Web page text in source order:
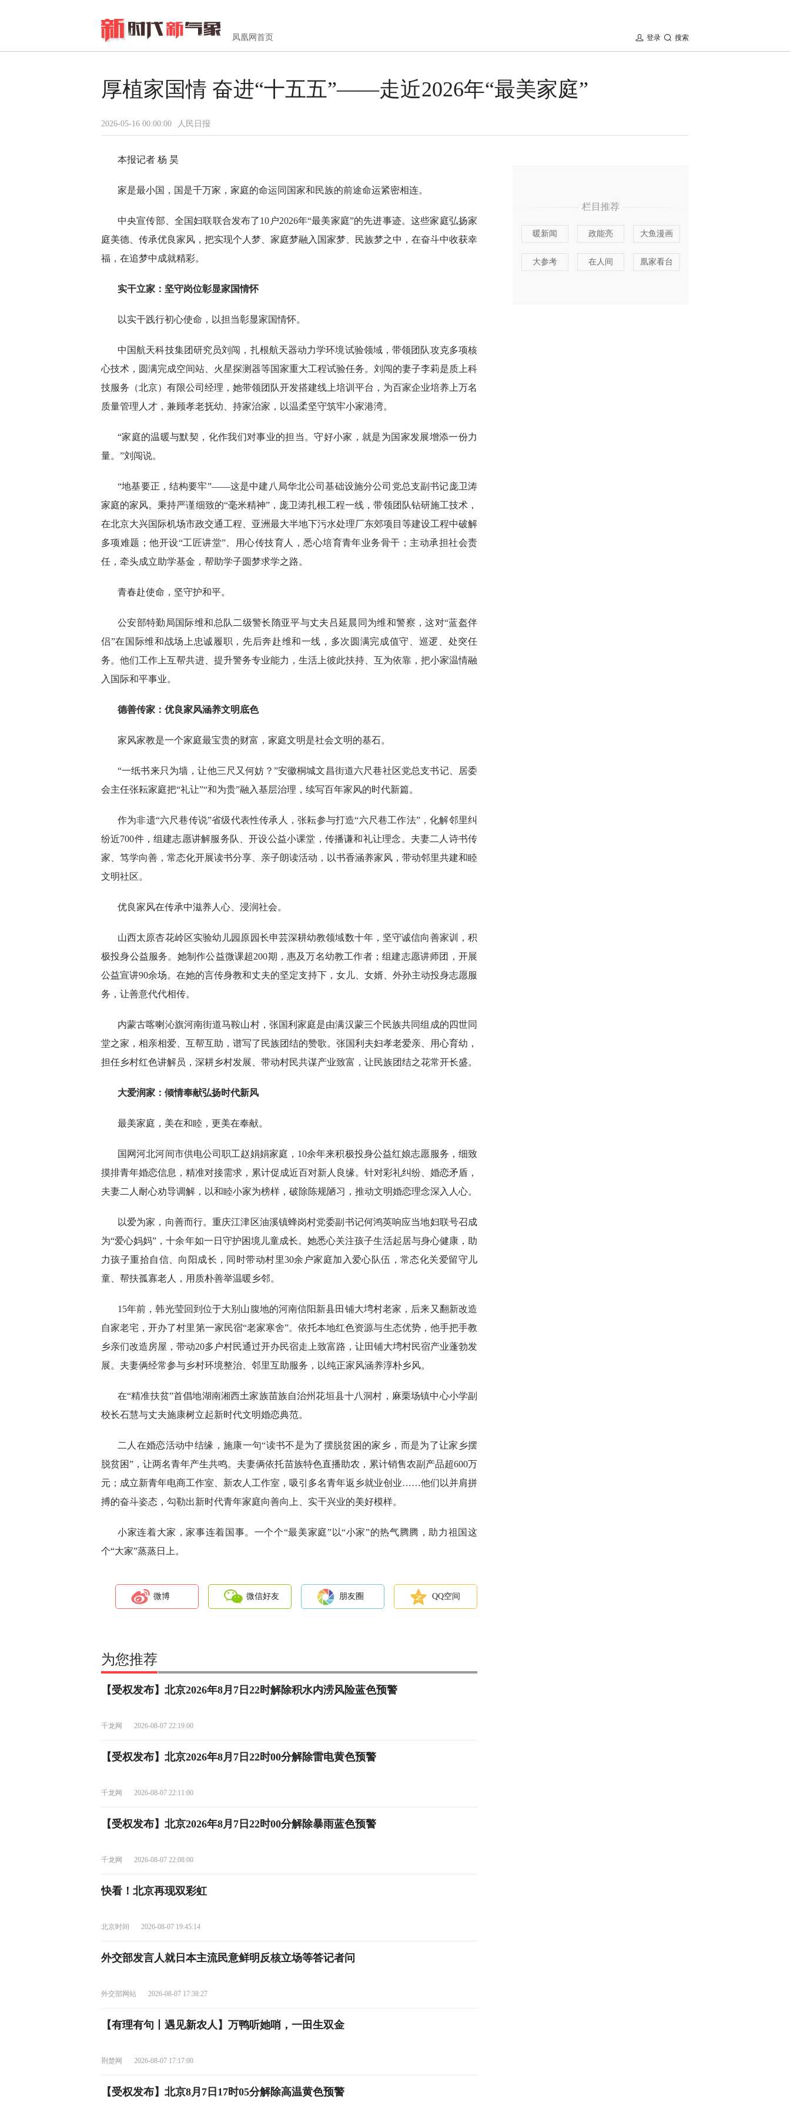
凤凰网首页 搜索
登录
厚植家国情 奋进“十五五”——走近2026年“最美家庭”
2026-05-16 00:00:00 人民日报
本报记者 杨 昊
家是最小国，国是千万家，家庭的命运同国家和民族的前途命运紧密相连。
中央宣传部、全国妇联联合发布了10户2026年“最美家庭”的先进事迹。这些家庭弘扬家
庭美德、传承优良家风，把实现个人梦、家庭梦融入国家梦、民族梦之中，在奋斗中收获幸
福，在追梦中成就精彩。
实干立家：坚守岗位彰显家国情怀
以实干践行初心使命，以担当彰显家国情怀。
中国航天科技集团研究员刘闯，扎根航天器动力学环境试验领域，带领团队攻克多项核
心技术，圆满完成空间站、火星探测器等国家重大工程试验任务。刘闯的妻子李莉是质上科
技服务（北京）有限公司经理，她带领团队开发搭建线上培训平台，为百家企业培养上万名
质量管理人才，兼顾孝老抚幼、持家治家，以温柔坚守筑牢小家港湾。
“家庭的温暖与默契，化作我们对事业的担当。守好小家，就是为国家发展增添一份力
量。”刘闯说。
“地基要正，结构要牢”——这是中建八局华北公司基础设施分公司党总支副书记庞卫涛
家庭的家风。秉持严谨细致的“毫米精神”，庞卫涛扎根工程一线，带领团队钻研施工技术，
在北京大兴国际机场市政交通工程、亚洲最大半地下污水处理厂东郊项目等建设工程中破解
多项难题；他开设“工匠讲堂”、用心传技育人，悉心培育青年业务骨干；主动承担社会责
任，牵头成立助学基金，帮助学子圆梦求学之路。
青春赴使命，坚守护和平。
公安部特勤局国际维和总队二级警长隋亚平与丈夫吕延晨同为维和警察，这对“蓝盔伴
侣”在国际维和战场上忠诚履职，先后奔赴维和一线，多次圆满完成值守、巡逻、处突任
务。他们工作上互帮共进、提升警务专业能力，生活上彼此扶持、互为依靠，把小家温情融
入国际和平事业。
德善传家：优良家风涵养文明底色
家风家教是一个家庭最宝贵的财富，家庭文明是社会文明的基石。
“一纸书来只为墙，让他三尺又何妨？”安徽桐城文昌街道六尺巷社区党总支书记、居委
会主任张耘家庭把“礼让”“和为贵”融入基层治理，续写百年家风的时代新篇。
作为非遗“六尺巷传说”省级代表性传承人，张耘参与打造“六尺巷工作法”，化解邻里纠
纷近700件，组建志愿讲解服务队、开设公益小课堂，传播谦和礼让理念。夫妻二人诗书传
家、笃学向善，常态化开展读书分享、亲子朗读活动，以书香涵养家风，带动邻里共建和睦
文明社区。
优良家风在传承中滋养人心、浸润社会。
山西太原杏花岭区实验幼儿园原园长申芸深耕幼教领域数十年，坚守诚信向善家训，积
极投身公益服务。她制作公益微课超200期，惠及万名幼教工作者；组建志愿讲师团，开展
公益宣讲90余场。在她的言传身教和丈夫的坚定支持下，女儿、女婿、外孙主动投身志愿服
务，让善意代代相传。
内蒙古喀喇沁旗河南街道马鞍山村，张国利家庭是由满汉蒙三个民族共同组成的四世同
堂之家，相亲相爱、互帮互助，谱写了民族团结的赞歌。张国利夫妇孝老爱亲、用心育幼，
担任乡村红色讲解员，深耕乡村发展、带动村民共谋产业致富，让民族团结之花常开长盛。
大爱润家：倾情奉献弘扬时代新风
最美家庭，美在和睦，更美在奉献。
国网河北河间市供电公司职工赵娟娟家庭，10余年来积极投身公益红娘志愿服务，细致
摸排青年婚恋信息，精准对接需求，累计促成近百对新人良缘。针对彩礼纠纷、婚恋矛盾，
夫妻二人耐心劝导调解，以和睦小家为榜样，破除陈规陋习，推动文明婚恋理念深入人心。
以爱为家，向善而行。重庆江津区油溪镇蜂岗村党委副书记何鸿英响应当地妇联号召成
为“爱心妈妈”，十余年如一日守护困境儿童成长。她悉心关注孩子生活起居与身心健康，助
力孩子重拾自信、向阳成长，同时带动村里30余户家庭加入爱心队伍，常态化关爱留守儿
童、帮扶孤寡老人，用质朴善举温暖乡邻。
15年前，韩光莹回到位于大别山腹地的河南信阳新县田铺大塆村老家，后来又翻新改造
自家老宅，开办了村里第一家民宿“老家寒舍”。依托本地红色资源与生态优势，他手把手教
乡亲们改造房屋，带动20多户村民通过开办民宿走上致富路，让田铺大塆村民宿产业蓬勃发
展。夫妻俩经常参与乡村环境整治、邻里互助服务，以纯正家风涵养淳朴乡风。
在“精准扶贫”首倡地湖南湘西土家族苗族自治州花垣县十八洞村，麻栗场镇中心小学副
校长石慧与丈夫施康树立起新时代文明婚恋典范。
二人在婚恋活动中结缘，施康一句“读书不是为了摆脱贫困的家乡，而是为了让家乡摆
脱贫困”，让两名青年产生共鸣。夫妻俩依托苗族特色直播助农，累计销售农副产品超600万
元；成立新青年电商工作室、新农人工作室，吸引多名青年返乡就业创业……他们以并肩拼
搏的奋斗姿态，勾勒出新时代青年家庭向善向上、实干兴业的美好模样。
小家连着大家，家事连着国事。一个个“最美家庭”以“小家”的热气腾腾，助力祖国这
个“大家”蒸蒸日上。
微博 微信好友 朋友圈 QQ空间
为您推荐
【受权发布】北京2026年8月7日22时解除积水内涝风险蓝色预警
千龙网 2026-08-07 22:19:00
【受权发布】北京2026年8月7日22时00分解除雷电黄色预警
千龙网 2026-08-07 22:11:00
【受权发布】北京2026年8月7日22时00分解除暴雨蓝色预警
千龙网 2026-08-07 22:08:00
快看！北京再现双彩虹
北京时间 2026-08-07 19:45:14
外交部发言人就日本主流民意鲜明反核立场等答记者问
外交部网站 2026-08-07 17:38:27
【有理有句丨遇见新农人】万鸭听她哨，一田生双金
荆楚网 2026-08-07 17:17:00
【受权发布】北京8月7日17时05分解除高温黄色预警
栏目推荐
暖新闻 政能亮 大鱼漫画
大参考 在人间 凰家看台